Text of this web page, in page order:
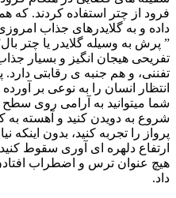
فرود از چتر استفاده کردند. که
داده و به گلایدرهای جذاب
” پرش به وسیله گلایدر یا چتر
تفریحی هیجان انگیز و بسیار
تفننی، و هم جنبه ی رقابتی دارد.
انتظار انسان را به نوعی بر
شما میتوانید به آرامی روی
شروع به دویدن کنید و آهسته به
پرواز را تجربه کنید، بدون اینکه
ارتفاع دلهره ای آوری سقوط
هیچ عنوان ترس و اضطراب
داد.